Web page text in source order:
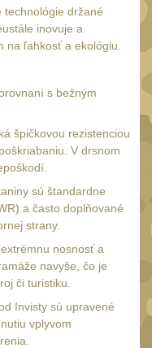
technológie držané
inovuje a
na ľahkosť a ekológiu.
s bežným
špičkovou rezistenciou
V drsnom
sú štandardne
a často doplňované
strany.
nosnosť a
navyše, čo je
či turistiku.
Invisty sú upravené
vplyvom